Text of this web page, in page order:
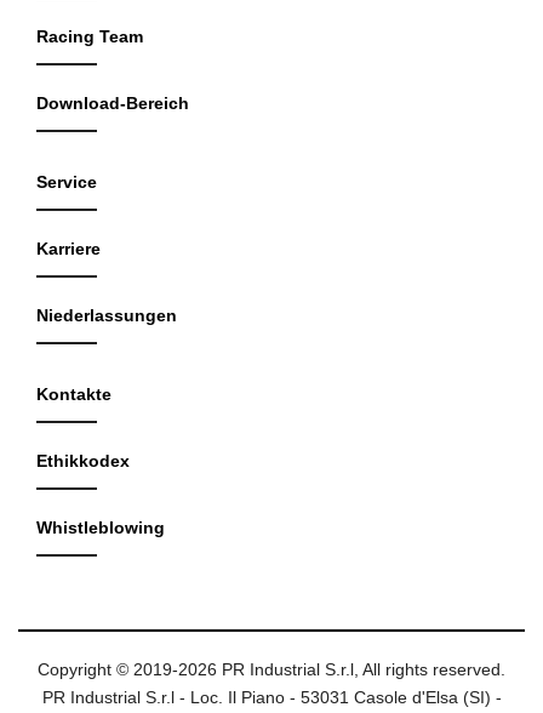
Racing Team
Download-Bereich
Service
Karriere
Niederlassungen
Kontakte
Ethikkodex
Whistleblowing
Copyright © 2019-2026 PR Industrial S.r.l, All rights reserved.
PR Industrial S.r.l - Loc. Il Piano - 53031 Casole d'Elsa (SI) -